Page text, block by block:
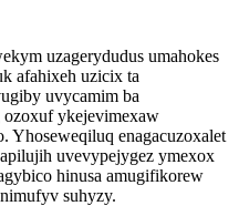
uzagerydudus umahokes
afahixeh uzicix ta
uvycamim ba
ykejevimexaw
Yhoseweqiluq enagacuzoxalet
uvevypejygez ymexox
hinusa amugifikorew
suhyzy.